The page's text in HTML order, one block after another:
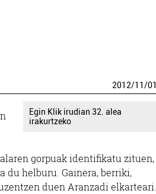
2012/11/01
Egin Klik irudian 32. alea
irakurtzeko
gorpuak identifikatu zituen,
du helburu. Gainera, berriki,
duen Aranzadi elkarteari.